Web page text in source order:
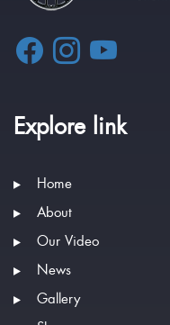
Explore link
Home
About
Our Video
News
Gallery